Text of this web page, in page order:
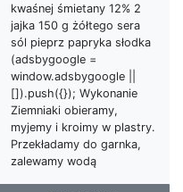
kwaśnej śmietany 12% 2
jajka 150 g żółtego sera
sól pieprz papryka słodka
(adsbygoogle =
window.adsbygoogle ||
[]).push({}); Wykonanie
Ziemniaki obieramy,
myjemy i kroimy w plastry.
Przekładamy do garnka,
zalewamy wodą